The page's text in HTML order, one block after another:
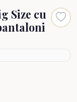
Size cu